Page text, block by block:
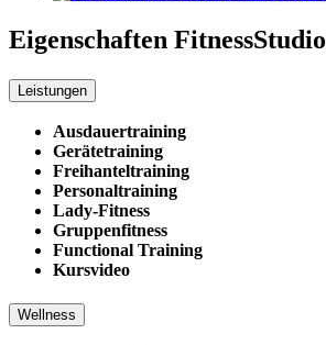
Eigenschaften FitnessStudio
Leistungen
Ausdauertraining
Gerätetraining
Freihanteltraining
Personaltraining
Lady-Fitness
Gruppenfitness
Functional Training
Kursvideo
Wellness